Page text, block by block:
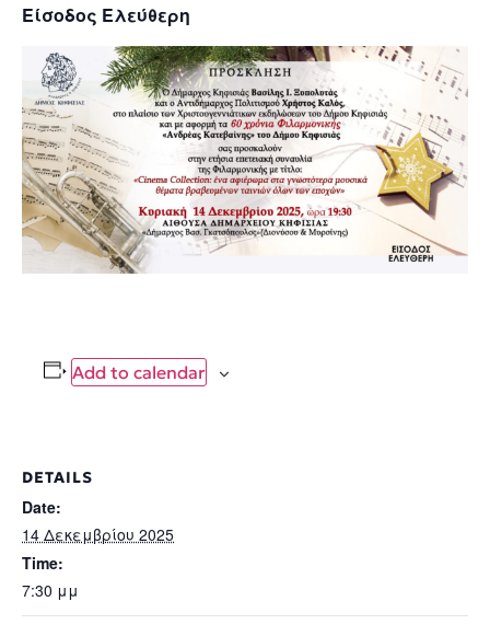
Είσοδος Ελεύθερη
Add to calendar
DETAILS
Date:
14 Δεκεμβρίου 2025
Time:
7:30 μμ